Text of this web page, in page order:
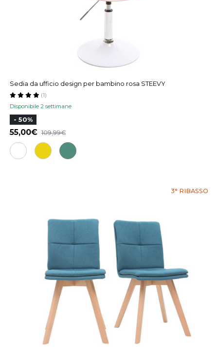
Sedia da ufficio design per bambino rosa STEEVY
Disponibile 2 settimane
(1)
- 50%
55,00 109,99
3° RIBASSO